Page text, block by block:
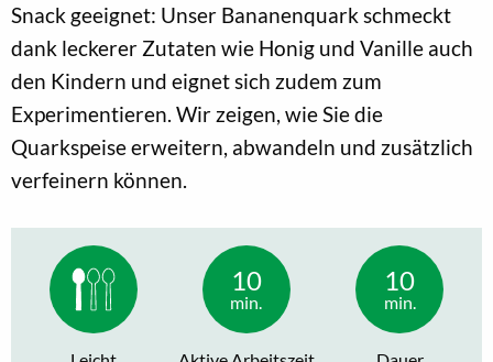
Snack geeignet: Unser Bananenquark schmeckt
dank leckerer Zutaten wie Honig und Vanille auch
den Kindern und eignet sich zudem zum
Experimentieren. Wir zeigen, wie Sie die
Quarkspeise erweitern, abwandeln und zusätzlich
verfeinern können.
10
min.
10
min.